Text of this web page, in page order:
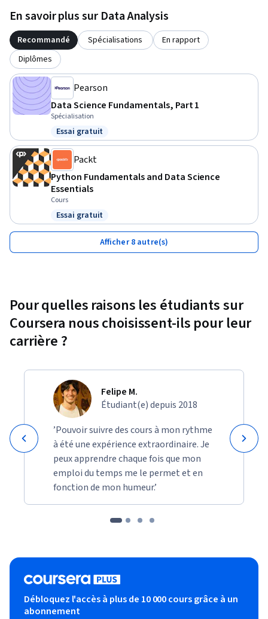
En savoir plus sur Data Analysis
Recommandé Spécialisations
En rapport
Diplômes
Pearson
Data Science Fundamentals, Part 1
Spécialisation
Statut : Essai gratuit
Essai gratuit
Packt
Python Fundamentals and Data Science
Essentials
Cours
Statut : Essai gratuit
Essai gratuit
Afficher 8 autre(s)
Pour quelles raisons les étudiants sur
Coursera nous choisissent-ils pour leur
carrière ?
Felipe M.
Étudiant(e) depuis 2018
’Pouvoir suivre des cours à mon rythme
à été une expérience extraordinaire. Je
peux apprendre chaque fois que mon
emploi du temps me le permet et en
fonction de mon humeur.’
Débloquez l'accès à plus de 10 000 cours grâce à un
abonnement